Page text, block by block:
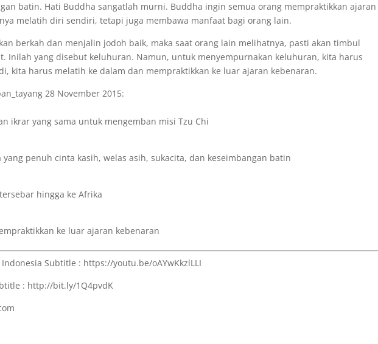
batin. Hati Buddha sangatlah murni. Buddha ingin semua orang mempraktikkan ajaran
melatih diri sendiri, tetapi juga membawa manfaat bagi orang lain.
berkah dan menjalin jodoh baik, maka saat orang lain melihatnya, pasti akan timbul
Inilah yang disebut keluhuran. Namun, untuk menyempurnakan keluhuran, kita harus
kita harus melatih ke dalam dan mempraktikkan ke luar ajaran kebenaran.
28 November 2015:
ikrar yang sama untuk mengemban misi Tzu Chi
penuh cinta kasih, welas asih, sukacita, dan keseimbangan batin
hingga ke Afrika
ke luar ajaran kebenaran
Subtitle : https://youtu.be/oAYwKkzlLLI
: http://bit.ly/1Q4pvdK